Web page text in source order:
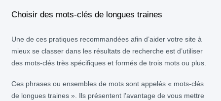
Choisir des mots-clés de longues traines
Une de ces pratiques recommandées afin d’aider votre site à
mieux se classer dans les résultats de recherche est d’utiliser
des mots-clés très spécifiques et formés de trois mots ou plus.
Ces phrases ou ensembles de mots sont appelés « mots-clés
de longues traines ». Ils présentent l’avantage de vous mettre